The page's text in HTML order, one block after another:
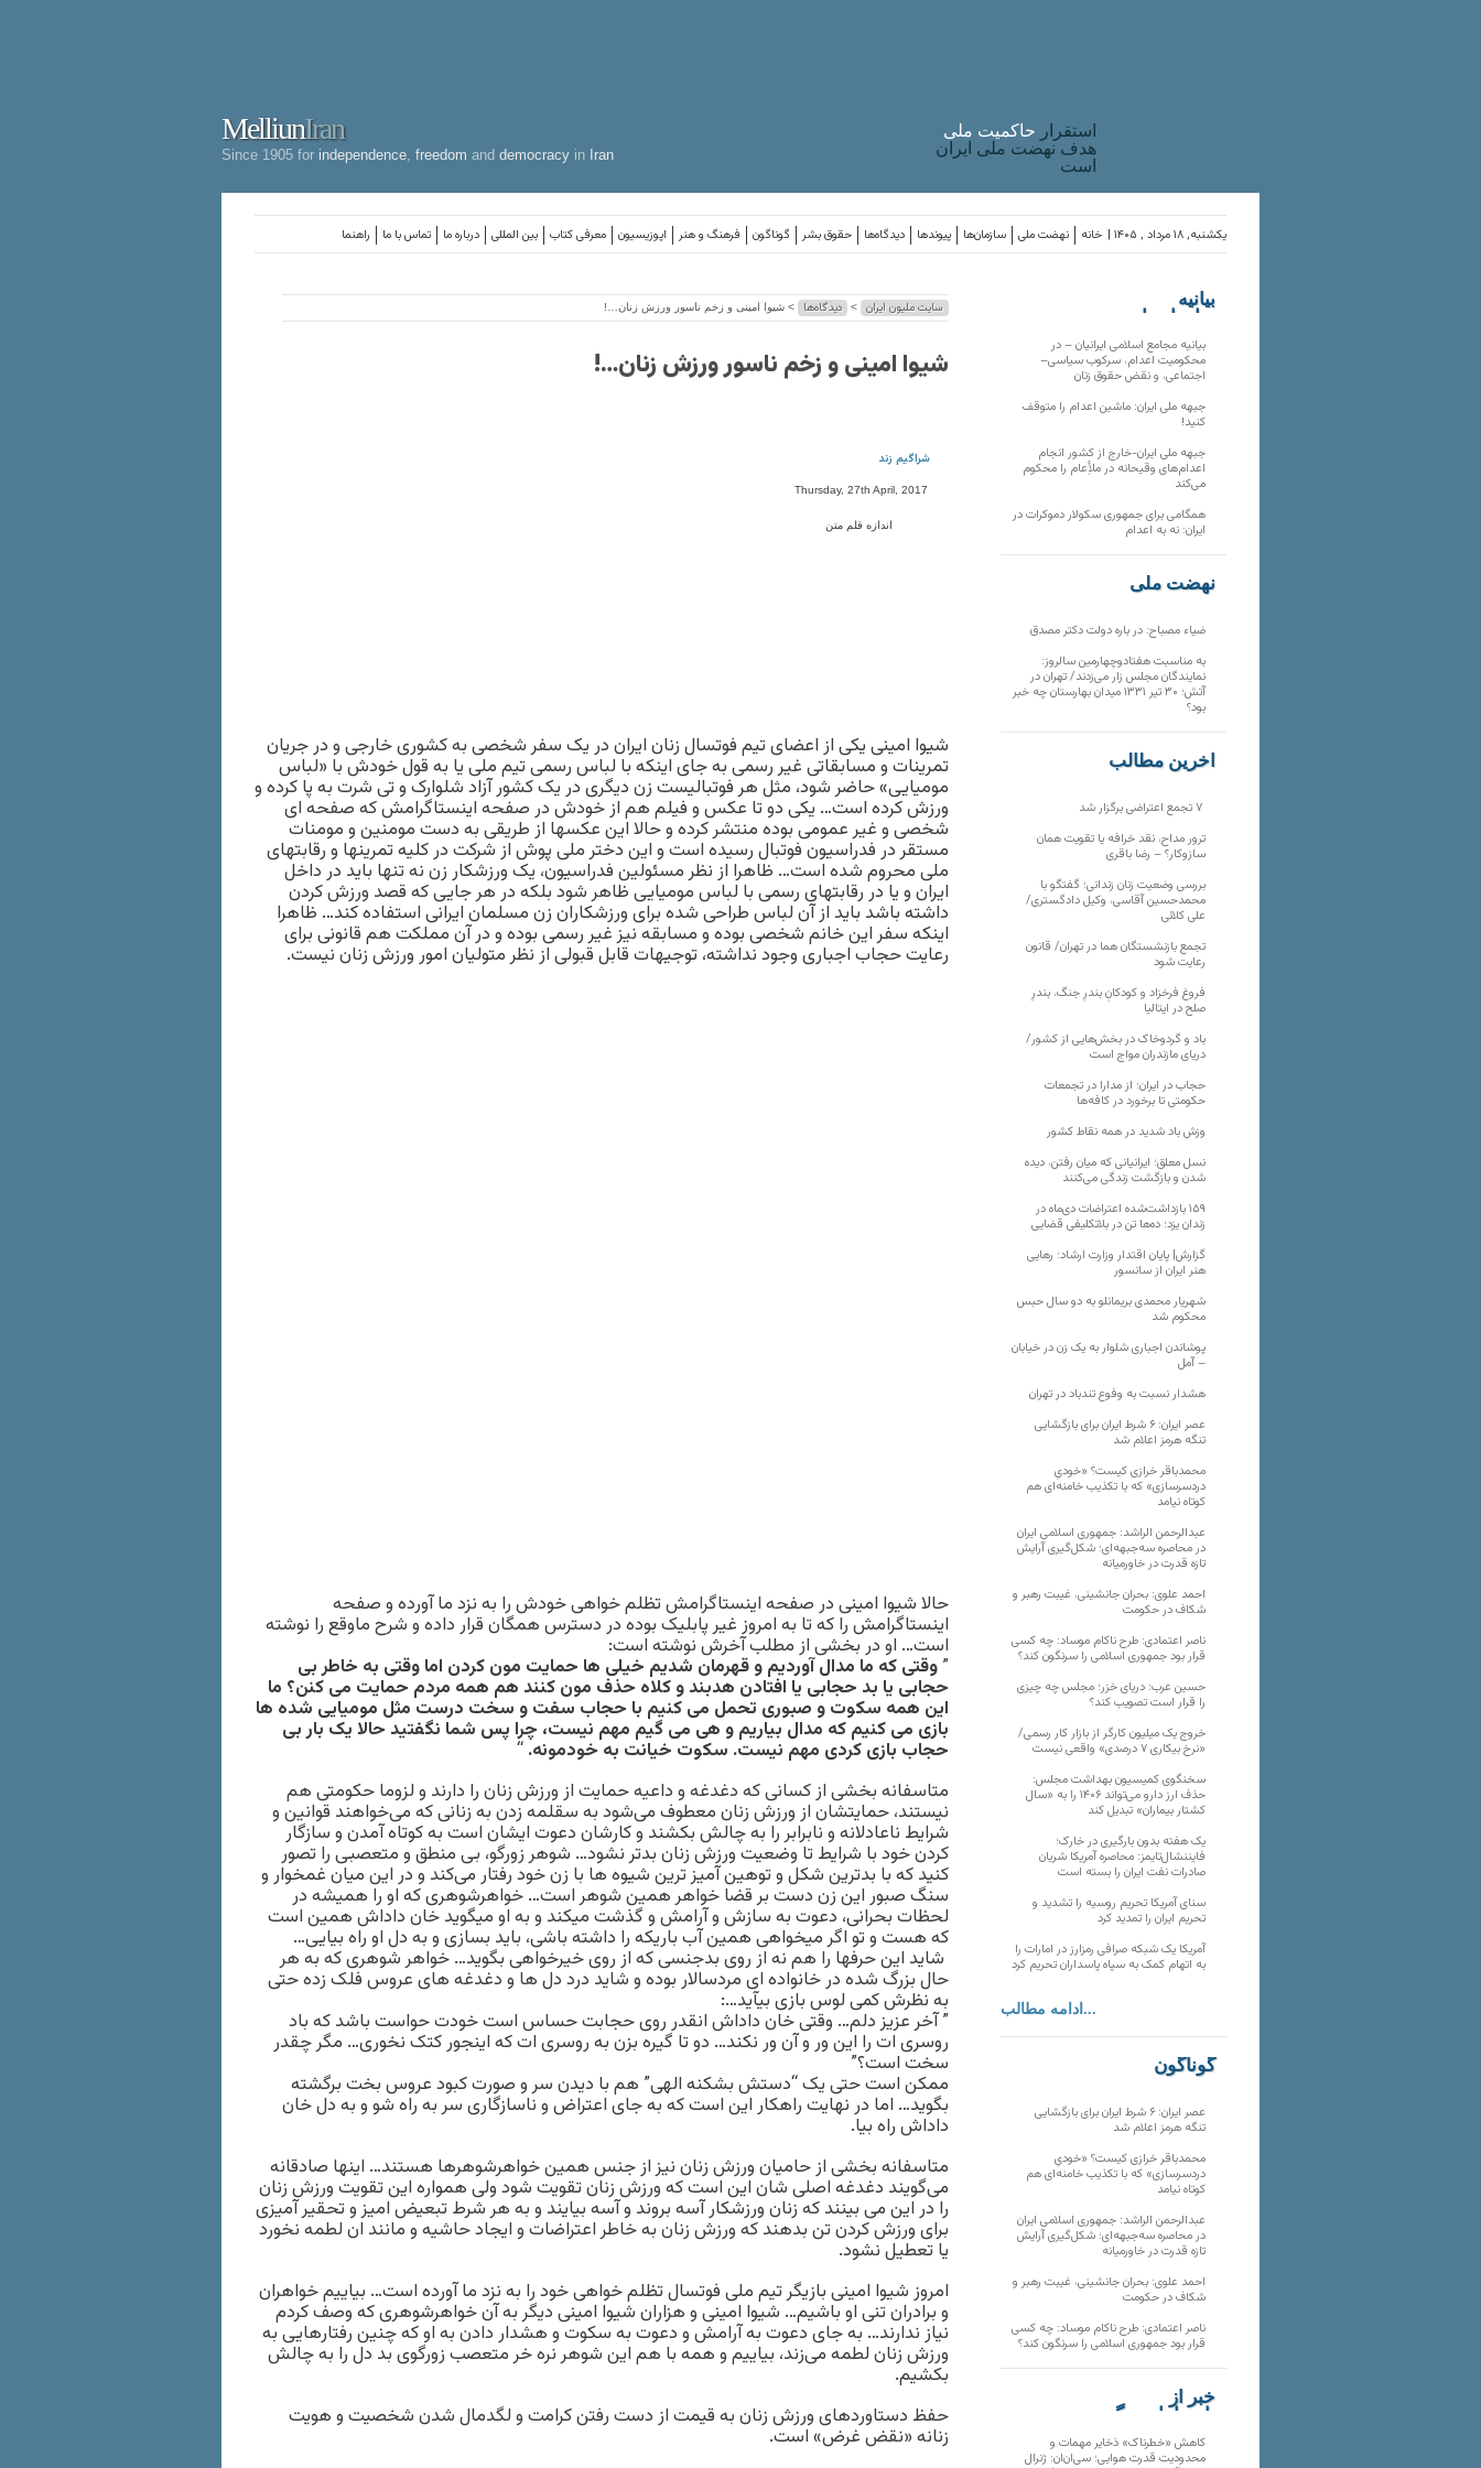
MelliunIran
Since 1905 for independence freedom and democracy in Iran
استقرار حاکميت ملی
هدف نهضت ملی ایران
است
راهنما تماس با ما درباره ما بین المللی معرفی کتاب اپوزیسیون فرهنگ و هنر گوناگون حقوق بشر دیدگاه‌ها پیوندها سازمان‌ها نهضت ملی خانه یکشنبه, ۱۸ مرداد , ۱۴۰۵ |
سایت ملیون ایران > دیدگاه‌ها > شیوا امینی و زخم ناسور ورزش زنان…!
شیوا امینی و زخم ناسور ورزش زنان…!
شراگیم زند
Thursday, 27th April, 2017
اندازه قلم متن
شیوا امینی یکی از اعضای تیم فوتسال زنان ایران در یک سفر شخصی به کشوری خارجی و در جریان
تمرینات و مسابقاتی غیر رسمی به جای اینکه با لباس رسمی تیم ملی یا به قول خودش با «لباس
مومیایی» حاضر شود، مثل هر فوتبالیست زن دیگری در یک کشور آزاد شلوارک و تی شرت به پا کرده و
ورزش کرده است… یکی دو تا عکس و فیلم هم از خودش در صفحه اینستاگرامش که صفحه ای
شخصی و غیر عمومی بوده منتشر کرده و حالا این عکسها از طریقی به دست مومنین و مومنات
مستقر در فدراسیون فوتبال رسیده است و این دختر ملی پوش از شرکت در کلیه تمرینها و رقابتهای
ملی محروم شده است… ظاهرا از نظر مسئولین فدراسیون، یک ورزشکار زن نه تنها باید در داخل
ایران و یا در رقابتهای رسمی با لباس مومیایی ظاهر شود بلکه در هر جایی که قصد ورزش کردن
داشته باشد باید از آن لباس طراحی شده برای ورزشکاران زن مسلمان ایرانی استفاده کند… ظاهرا
اینکه سفر این خانم شخصی بوده و مسابقه نیز غیر رسمی بوده و در آن مملکت هم قانونی برای
رعایت حجاب اجباری وجود نداشته، توجیهات قابل قبولی از نظر متولیان امور ورزش زنان نیست.
حالا شیوا امینی در صفحه اینستاگرامش تظلم خواهی خودش را به نزد ما آورده و صفحه
اینستاگرامش را که تا به امروز غیر پابلیک بوده در دسترس همگان قرار داده و شرح ماوقع را نوشته
است… او در بخشی از مطلب آخرش نوشته است:
”وقتی که ما مدال آوردیم و قهرمان شدیم خیلی ها حمایت مون کردن اما وقتی به خاطر بی
حجابی یا بد حجابی یا افتادن هدبند و کلاه حذف مون کنند هم همه مردم حمایت می کنن؟ ما
این همه سکوت و صبوری تحمل می کنیم با حجاب سفت و سخت درست مثل مومیایی شده ها
بازی می کنیم که مدال بیاریم و هی می گیم مهم نیست، چرا پس شما نگفتید حالا یک بار بی
حجاب بازی کردی مهم نیست. سکوت خیانت به خودمونه.
“
متاسفانه بخشی از کسانی که دغدغه و داعیه حمایت از ورزش زنان را دارند و لزوما حکومتی هم
نیستند، حمایتشان از ورزش زنان معطوف می‌شود به سقلمه زدن به زنانی که می‌خواهند قوانین و
شرایط ناعادلانه و نابرابر را به چالش بکشند و کارشان دعوت ایشان است به کوتاه آمدن و سازگار
کردن خود با شرایط تا وضعیت ورزش زنان بدتر نشود… شوهر زورگو، بی منطق و متعصبی را تصور
کنید که با بدترین شکل و توهین آمیز ترین شیوه ها با زن خود رفتار می‌کند و در این میان غمخوار و
سنگ صبور این زن دست بر قضا خواهر همین شوهر است… خواهرشوهری که او را همیشه در
لحظات بحرانی، دعوت به سازش و آرامش و گذشت میکند و به او میگوید خان داداش همین است
که هست و تو اگر میخواهی همین آب باریکه را داشته باشی، باید بسازی و به دل او راه بیایی…
شاید این حرفها را هم نه از روی بدجنسی که از روی خیرخواهی بگوید… خواهر شوهری که به هر
حال بزرگ شده در خانواده ای مردسالار بوده و شاید درد دل ها و دغدغه های عروس فلک زده حتی
به نظرش کمی لوس بازی بیآید…:
”آخر عزیز دلم… وقتی خان داداش انقدر روی حجابت حساس است خودت حواست باشد که باد
روسری ات را این ور و آن ور نکند… دو تا گیره بزن به روسری ات که اینجور کتک نخوری… مگر چقدر
سخت است؟”
ممکن است حتی یک “دستش بشکنه الهی” هم با دیدن سر و صورت کبود عروس بخت برگشته
بگوید… اما در نهایت راهکار این است که به جای اعتراض و ناسازگاری سر به راه شو و به دل خان
داداش راه بیا.
متاسفانه بخشی از حامیان ورزش زنان نیز از جنس همین خواهرشوهرها هستند… اینها صادقانه
می‌گویند دغدغه اصلی شان این است که ورزش زنان تقویت شود ولی همواره این تقویت ورزش زنان
را در این می بینند که زنان ورزشکار آسه بروند و آسه بیایند و به هر شرط تبعیض امیز و تحقیر آمیزی
برای ورزش کردن تن بدهند که ورزش زنان به خاطر اعتراضات و ایجاد حاشیه و مانند ان لطمه نخورد
یا تعطیل نشود.
امروز شیوا امینی بازیگر تیم ملی فوتسال تظلم خواهی خود را به نزد ما آورده است… بیاییم خواهران
و برادران تنی او باشیم… شیوا امینی و هزاران شیوا امینی دیگر به آن خواهرشوهری که وصف کردم
نیاز ندارند… به جای دعوت به آرامش و دعوت به سکوت و هشدار دادن به او که چنین رفتارهایی به
ورزش زنان لطمه می‌زند، بیاییم و همه با هم این شوهر نره خر متعصب زورگوی بد دل را به چالش
بکشیم.
حفظ دستاوردهای ورزش زنان به قیمت از دست رفتن کرامت و لگدمال شدن شخصیت و هویت
زنانه «نقض غرض» است.
بیانیه
سازمان‌های
بیانیه مجامع اسلامی ایرانیان – در
محکومیت اعدام، سرکوب سیاسی–
اجتماعی، و نقض حقوق زنان
جبهه ملی ایران: ماشین اعدام را متوقف
کنید!
جبهه ملی ایران-خارج از کشور انجام
اعدام‌های وقیحانه در ملأِعام را محکوم
می‌کند
همگامی برای جمهوری سکولار دموکرات در
ایران: نه به اعدام
نهضت ملی
ضیاء مصباح: در باره دولت دکتر مصدق
به مناسبت هفتادوچهارمین سالروز:
نمایندگان مجلس زار می‌زدند/ تهران در
آتش؛ ۳۰ تیر ۱۳۳۱ میدان بهارستان چه خبر
بود؟
آخرین مطالب
ترور مداح، نقد خرافه یا تقویت همان
سازوکار؟ – رضا باقری
بررسی وضعیت زنان زندانی؛ گفتگو با
محمدحسین آقاسی، وکیل دادگستری/
علی کلائی
تجمع بازنشستگان هما در تهران/ قانون
رعایت شود
فروغ فرخزاد و کودکانِ بندرِ جنگ، بندرِ
صلح در ایتالیا
باد و گردوخاک در بخش‌هایی از کشور/
دریای مازندران مواج است
حجاب در ایران؛ از مدارا در تجمعات
حکومتی تا برخورد در کافه‌ها
وزش باد شدید در همه نقاط کشور
نسل معلق؛ ایرانیانی که میان رفتن، دیده
شدن و بازگشت زندگی می‌کنند
۱۵۹ بازداشت‌شده اعتراضات دی‌ماه در
زندان یزد؛ ده‌ها تن در بلاتکلیفی قضایی
گزارش| پایان اقتدار وزارت ارشاد؛ رهایی
هنر ایران از سانسور
شهریار محمدی بریمانلو به دو سال حبس
محکوم شد
پوشاندن اجباری شلوار به یک زن در خیابان
– آمل
هشدار نسبت به وفوع تندباد در تهران
عصر ایران: ۶ شرط ایران برای بازگشایی
تنگه هرمز اعلام شد
محمدباقر خرازی کیست؟ «خودیِ
دردسرسازی» که با تکذیب خامنه‌ای هم
کوتاه نیامد
عبدالرحمن الراشد: جمهوری اسلامی ایران
در محاصره سه‌جبهه‌ای؛ شکل‌گیری آرایش
تازه قدرت در خاورمیانه
احمد علوی: بحران جانشینی، غیبت رهبر و
شکاف در حکومت
ناصر اعتمادی: طرح ناکام موساد: چه کسی
قرار بود جمهوری اسلامی را سرنگون کند؟
حسین عرب: دریای خزر؛ مجلس چه چیزی
را قرار است تصویب کند؟
خروج یک میلیون کارگر از بازار کار رسمی/
«نرخ بیکاری ۷ درصدی» واقعی نیست
سخنگوی کمیسیون بهداشت مجلس:
حذف ارز دارو می‌تواند ۱۴۰۶ را به «سال
کشتار بیماران» تبدیل کند
یک هفته بدون بارگیری در خارک؛
فایننشال‌تایمز: محاصره آمریکا شریان
صادرات نفت ایران را بسته است
سنای آمریکا تحریم روسیه را تشدید و
تحریم ایران را تمدید کرد
آمریکا یک شبکه صرافی رمزارز در امارات را
به اتهام کمک به سپاه پاسداران تحریم کرد
ادامه مطالب...
گوناگون
عصر ایران: ۶ شرط ایران برای بازگشایی
تنگه هرمز اعلام شد
محمدباقر خرازی کیست؟ «خودیِ
دردسرسازی» که با تکذیب خامنه‌ای هم
کوتاه نیامد
عبدالرحمن الراشد: جمهوری اسلامی ایران
در محاصره سه‌جبهه‌ای؛ شکل‌گیری آرایش
تازه قدرت در خاورمیانه
احمد علوی: بحران جانشینی، غیبت رهبر و
شکاف در حکومت
ناصر اعتمادی: طرح ناکام موساد: چه کسی
قرار بود جمهوری اسلامی را سرنگون کند؟
خبر از
تارنماهای دیگر
کاهش «خطرناک» ذخایر مهمات و
محدودیت قدرت هوایی؛ سی‌ان‌ان: ژنرال